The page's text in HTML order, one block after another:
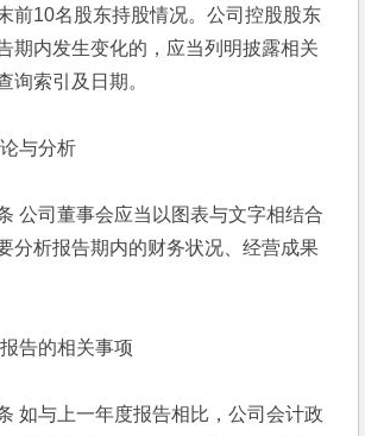
前10名股东持股情况。公司控股股东
期内发生变化的，应当列明披露相关
询索引及日期。
与分析
董事会应当以图表与文字相结合
分析报告期内的财务状况、经营成果
告的相关事项
上一年度报告相比，公司会计政